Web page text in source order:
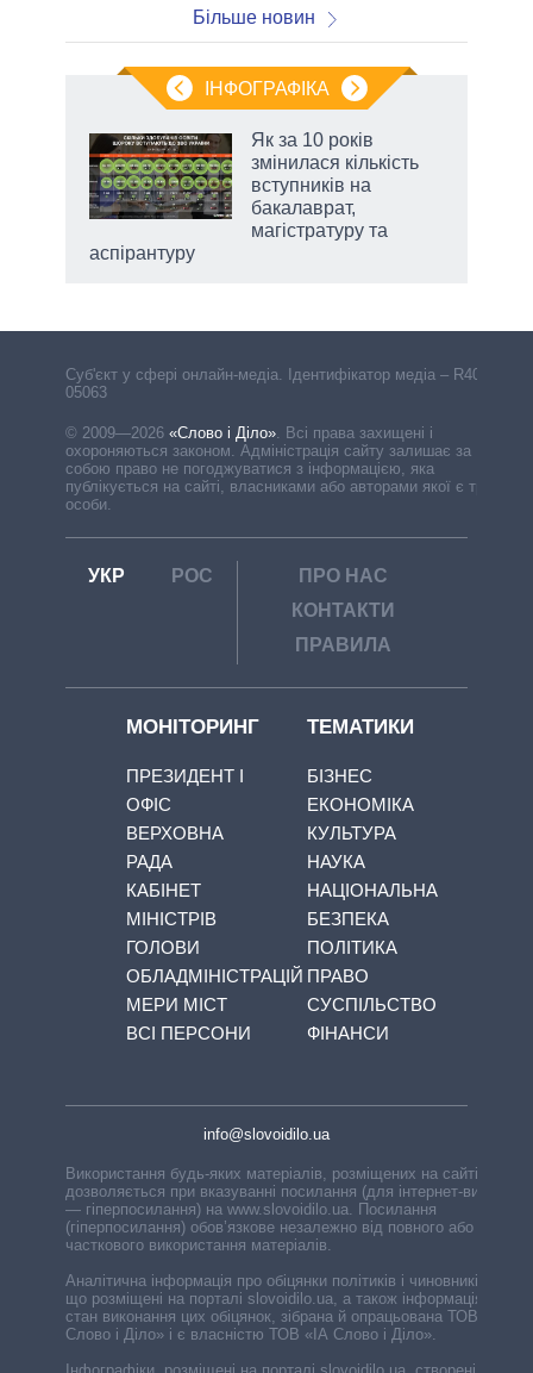
Більше новин
ІНФОГРАФІКА
Як за 10 років
змінилася кількість
вступників на
бакалаврат,
магістратуру та
аспірантуру
Cуб'єкт у сфері онлайн-медіа. Ідентифікатор медіа – R40-
05063
© 2009—2026 «Слово і Діло». Всі права захищені і
охороняються законом. Адміністрація сайту залишає за
собою право не погоджуватися з інформацією, яка
публікується на сайті, власниками або авторами якої є треті
особи.
УКР РОС
ПРО НАС
КОНТАКТИ
ПРАВИЛА
МОНІТОРИНГ
ПРЕЗИДЕНТ І
ОФІС
ВЕРХОВНА
РАДА
КАБІНЕТ
МІНІСТРІВ
ГОЛОВИ
ОБЛАДМІНІСТРАЦІЙ
МЕРИ МІСТ
ВСІ ПЕРСОНИ
ТЕМАТИКИ
БІЗНЕС
ЕКОНОМІКА
КУЛЬТУРА
НАУКА
НАЦІОНАЛЬНА
БЕЗПЕКА
ПОЛІТИКА
ПРАВО
СУСПІЛЬСТВО
ФІНАНСИ
info@slovoidilo.ua
Використання будь-яких матеріалів, розміщених на сайті,
дозволяється при вказуванні посилання (для інтернет-видань
— гіперпосилання) на www.slovoidilo.ua. Посилання
(гіперпосилання) обов’язкове незалежно від повного або
часткового використання матеріалів.
Аналітична інформація про обіцянки політиків і чиновників,
що розміщені на порталі slovoidilo.ua, а також інформація про
стан виконання цих обіцянок, зібрана й опрацьована ТОВ «ІА
Слово і Діло» і є власністю ТОВ «ІА Слово і Діло».